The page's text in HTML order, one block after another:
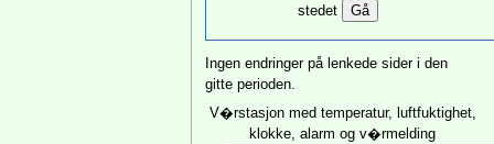
stedet
Ingen endringer på lenkede sider i den
gitte perioden.
V�rstasjon med temperatur, luftfuktighet,
klokke, alarm og v�rmelding